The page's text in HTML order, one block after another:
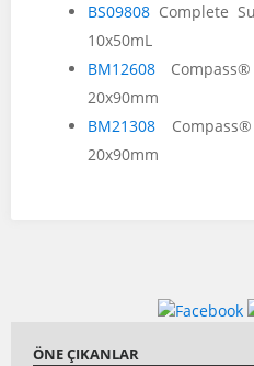
BS09808 Complete
10x50mL
BM12608
20x90mm
BM21308
20x90mm
ÖNE ÇIKANLAR